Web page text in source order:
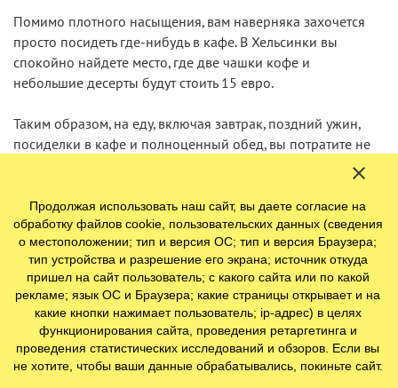
Помимо плотного насыщения, вам наверняка захочется
просто посидеть где-нибудь в кафе. В Хельсинки вы
спокойно найдете место, где две чашки кофе и
небольшие десерты будут стоить 15 евро.
Таким образом, на еду, включая завтрак, поздний ужин,
посиделки в кафе и полноценный обед, вы потратите не
Досуг
Но вы же приехали в Хельсинки не для того, чтобы
просто поесть. Прогулка по центру, каким бы
привлекательным он ни был, тоже не будет длиться
вечно. Зато вы можете свой день наполнить посещением
замечательных учреждений, где не надо платить за вход.
Взять хотя бы Городской музей Хельсинки: никаких
затрат на билеты, а экспозиция великолепная. Ну или
Продолжая использовать наш сайт, вы даете согласие на
обработку файлов cookie, пользовательских данных (сведения
о местоположении; тип и версия ОС; тип и версия Браузера;
тип устройства и разрешение его экрана; источник откуда
пришел на сайт пользователь; с какого сайта или по какой
рекламе; язык ОС и Браузера; какие страницы открывает и на
какие кнопки нажимает пользователь; ip-адрес) в целях
функционирования сайта, проведения ретаргетинга и
проведения статистических исследований и обзоров. Если вы
не хотите, чтобы ваши данные обрабатывались, покиньте сайт.